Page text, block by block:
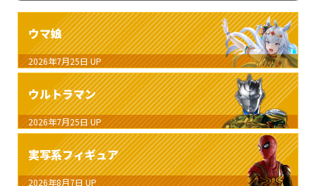
ウマ娘
2026年7月25日 UP
ウルトラマン
2026年7月25日 UP
実写系フィギュア
2026年8月7日 UP